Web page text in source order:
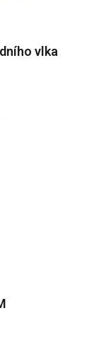
vlka